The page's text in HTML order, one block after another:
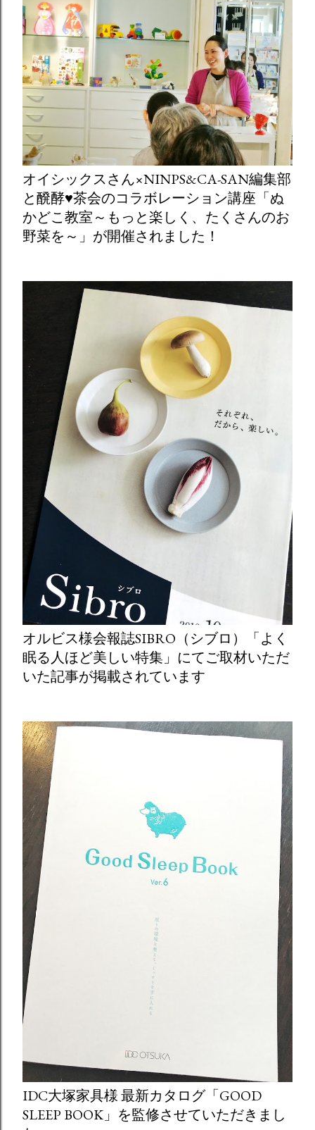
オイシックスさん×NINPS&CA-SAN編集部
と醗酵♥茶会のコラボレーション講座「ぬ
かどこ教室～もっと楽しく、たくさんのお
野菜を～」が開催されました！
オルビス様会報誌SIBRO（シブロ）「よく
眠る人ほど美しい特集」にてご取材いただ
いた記事が掲載されています
IDC大塚家具様 最新カタログ「GOOD
SLEEP BOOK」を監修させていただきまし